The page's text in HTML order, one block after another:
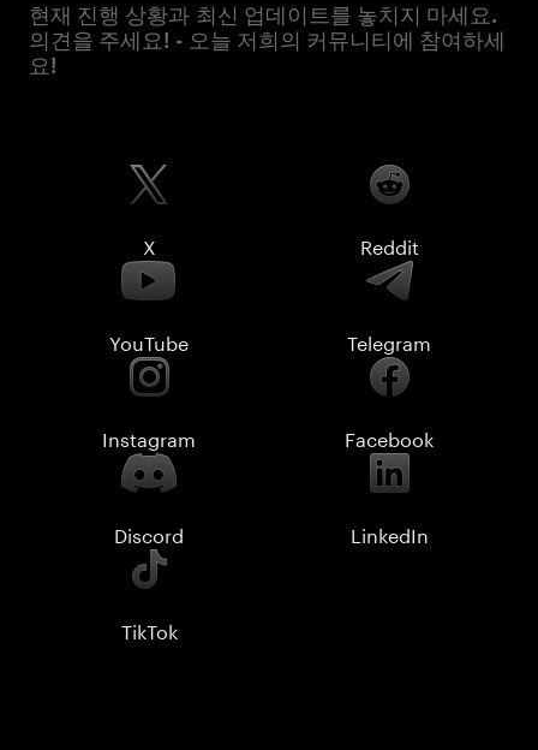
현재 진행 상황과 최신 업데이트를 놓치지 마세요.
의견을 주세요! - 오늘 저희의 커뮤니티에 참여하세
요!
X Reddit
YouTube Telegram
Instagram Facebook
Discord LinkedIn
TikTok